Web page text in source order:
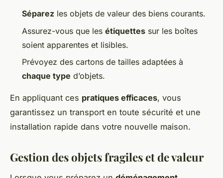
Séparez les objets de valeur des biens courants.
Assurez-vous que les étiquettes sur les boîtes
soient apparentes et lisibles.
Prévoyez des cartons de tailles adaptées à
chaque type d’objets.
En appliquant ces pratiques efficaces, vous
garantissez un transport en toute sécurité et une
installation rapide dans votre nouvelle maison.
Gestion des objets fragiles et de valeur